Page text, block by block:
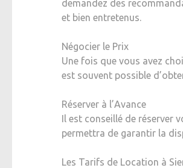
demandez des
et bien entretenus.
Négocier le Prix
Une fois que vous avez
est souvent possible
Réserver à l’Avance
Il est conseillé de réserver
permettra de garantir la
Les Tarifs de Location à